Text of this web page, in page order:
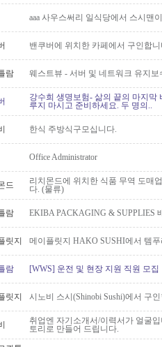
aaa 사우스써리 일식당에서 스시맨
밴쿠버에 위치한 카페에서 구인합
람 웨스트뷰 - 서버 및 네트워크 유지보
강수희 생명보험- 삶의 끝의 마지막
루지 마시고 준비하세요. 두 명의..
한식 주방식구모십니다.
Office Administrator
드
리치몬드에 위치한 식품 무역 도매
다. (물류)
람 EKIBA PACKAGING & SUPPLIES
릿지 메이플릿지 HAKO SUSHI에서 템
람 [WWS] 운전 및 현장 지원 직원 모집
릿지 시노비 스시(Shinobi Sushi)에서 구
취업엔 자기소개서/이력서가 얼굴
토리로 만들어 드립니다.